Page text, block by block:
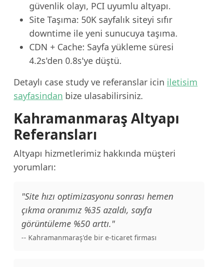
güvenlik olayı, PCI uyumlu altyapı.
Site Taşıma: 50K sayfalık siteyi sıfır
downtime ile yeni sunucuya taşıma.
CDN + Cache: Sayfa yükleme süresi
4.2s'den 0.8s'ye düştü.
Detaylı case study ve referanslar icin iletisim
sayfasindan bize ulasabilirsiniz.
Kahramanmaraş Altyapı
Referansları
Altyapı hizmetlerimiz hakkında müşteri
yorumları:
"Site hızı optimizasyonu sonrası hemen
çıkma oranımız %35 azaldı, sayfa
görüntüleme %50 arttı."
-- Kahramanmaraş'de bir e-ticaret firması